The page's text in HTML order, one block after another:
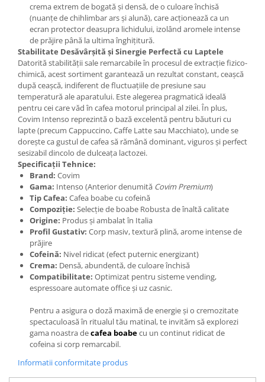
crema extrem de bogată și densă, de o culoare închisă
(nuanțe de chihlimbar ars și alună), care acționează ca un
ecran protector deasupra lichidului, izolând aromele intense
de prăjire până la ultima înghițitură.
Stabilitate Desăvârșită și Sinergie Perfectă cu Laptele
Datorită stabilității sale remarcabile în procesul de extracție fizico-
chimică, acest sortiment garantează un rezultat constant, ceașcă
după ceașcă, indiferent de fluctuațiile de presiune sau
temperatură ale aparatului. Este alegerea pragmatică ideală
pentru cei care văd în cafea motorul principal al zilei. În plus,
Covim Intenso reprezintă o bază excelentă pentru băuturi cu
lapte (precum Cappuccino, Caffe Latte sau Macchiato), unde se
dorește ca gustul de cafea să rămână dominant, viguros și perfect
sesizabil dincolo de dulceața lactozei.
Specificații Tehnice:
Brand: Covim
Gama: Intenso (Anterior denumită Covim Premium)
Tip Cafea: Cafea boabe cu cofeină
Compoziție: Selecție de boabe Robusta de înaltă calitate
Origine: Produs și ambalat în Italia
Profil Gustativ: Corp masiv, textură plină, arome intense de
prăjire
Cofeină: Nivel ridicat (efect puternic energizant)
Crema: Densă, abundentă, de culoare închisă
Compatibilitate: Optimizat pentru sisteme vending,
espressoare automate office și uz casnic.
Pentru a asigura o doză maximă de energie și o cremozitate
spectaculoasă în ritualul tău matinal, te invităm să explorezi
gama noastra decafea boabecu un continut ridicat de
cofeina si corp remarcabil.
Informatii conformitate produs